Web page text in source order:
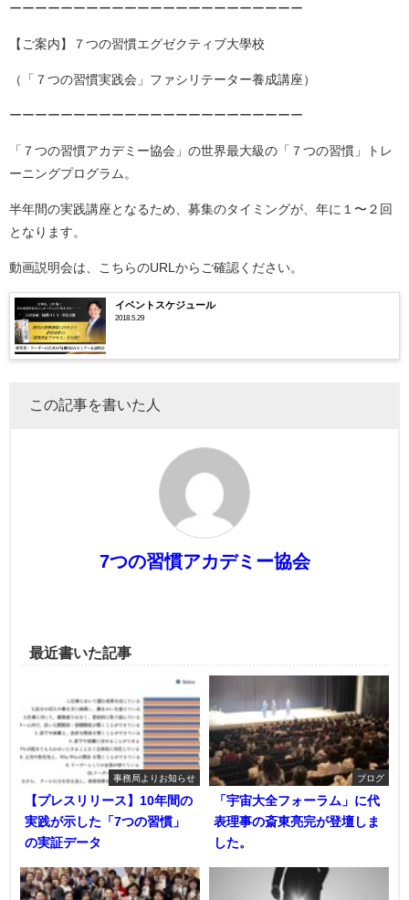
ーーーーーーーーーーーーーーーーーーーーーーー
【ご案内】７つの習慣エグゼクティブ大學校
（「７つの習慣実践会」ファシリテーター養成講座）
ーーーーーーーーーーーーーーーーーーーーーーー
「７つの習慣アカデミー協会」の世界最大級の「７つの習慣」トレ
ーニングプログラム。
半年間の実践講座となるため、募集のタイミングが、年に１〜２回
となります。
動画説明会は、こちらのURLからご確認ください。
イベントスケジュール
2018.5.29
この記事を書いた人
7つの習慣アカデミー協会
最近書いた記事
事務局よりお知らせ
【プレスリリース】10年間の
実践が示した「7つの習慣」
の実証データ
ブログ
「宇宙大全フォーラム」に代
表理事の斎東亮完が登壇しま
した。